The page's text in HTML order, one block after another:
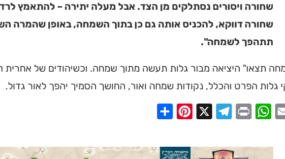
שחורה ויסורים נסתלקים מן הצד. אבל מעלה יתירה – להתאמץ
שחורה דווקא, להכניס אותה גם כן בתוך השמחה, באופן שהמרה
תתהפך לשמחה".
תצאו" היציאה מבור גלות תעשה מתוך שמחה. וכשיהודים של אחרית
גלות הפרט והכלל, נקודות שמחה ואור, החושך הסמיך יהפך לאור גדול.
Email
WhatsApp
Print
Telegram
Pinterest